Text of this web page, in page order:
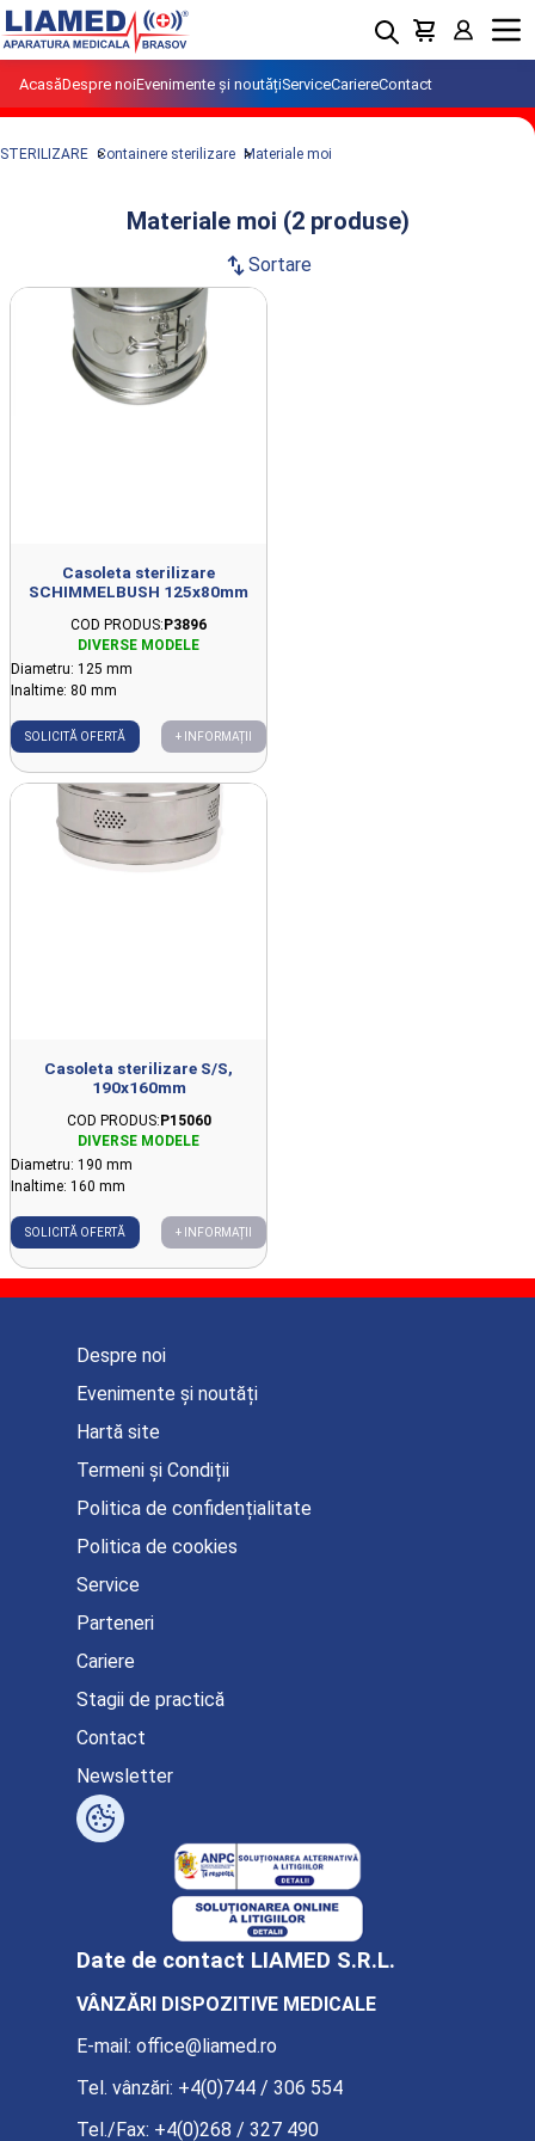
AcasăDespre noiEvenimente și noutățiServiceCariereContact
Menu
STERILIZARE Containere sterilizare Materiale moi
Materiale moi (2 produse)
swap_vertSortare
Produse din clasa Materiale moi
importate si distribuite de LIAMED.
Casoleta sterilizare
SCHIMMELBUSH 125x80mm
COD PRODUS:P3896
Diametru: 125 mm
Inaltime: 80 mm
SOLICITĂ OFERTĂ + INFORMAȚII
Casoleta sterilizare S/S,
190x160mm
COD PRODUS:P15060
Diametru: 190 mm
Inaltime: 160 mm
SOLICITĂ OFERTĂ + INFORMAȚII
Date de contact LIAMED S.R.L.
VÂNZĂRI DISPOZITIVE MEDICALE
E-mail: office@liamed.ro
Tel. vânzări: +4(0)744 / 306 554
Tel./Fax: +4(0)268 / 327 490
Despre noi
Evenimente și noutăți
Hartă site
Termeni și Condiții
Politica de confidențialitate
Politica de cookies
Service
Parteneri
Cariere
Stagii de practică
Contact
Newsletter